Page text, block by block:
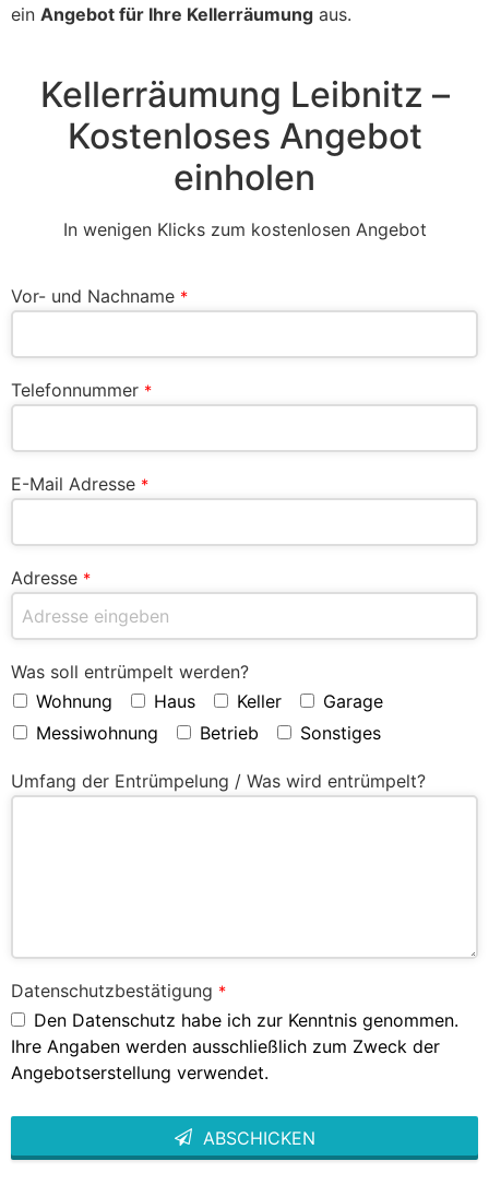
ein Angebot für Ihre Kellerräumung aus.
Kellerräumung Leibnitz –
Kostenloses Angebot
einholen
In wenigen Klicks zum kostenlosen Angebot
Vor- und Nachname *
Telefonnummer *
E-Mail Adresse *
Adresse *
Was soll entrümpelt werden?
Wohnung
Haus Keller
Garage
Messiwohnung
Betrieb Sonstiges
Umfang der Entrümpelung / Was wird entrümpelt?
Datenschutzbestätigung *
Den Datenschutz habe ich zur Kenntnis genommen.
Ihre Angaben werden ausschließlich zum Zweck der
Angebotserstellung verwendet.
ABSCHICKEN